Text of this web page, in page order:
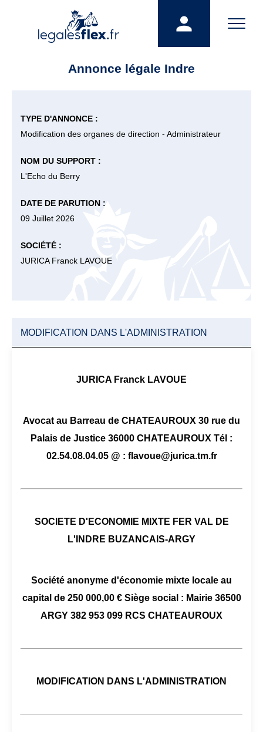
Annonce légale Indre
TYPE D'ANNONCE :
Modification des organes de direction - Administrateur
NOM DU SUPPORT :
L'Echo du Berry
DATE DE PARUTION :
09 Juillet 2026
SOCIÉTÉ :
JURICA Franck LAVOUE
MODIFICATION DANS L'ADMINISTRATION
JURICA Franck LAVOUE
Avocat au Barreau de CHATEAUROUX 30 rue du
Palais de Justice 36000 CHATEAUROUX Tél :
02.54.08.04.05 @ : flavoue@jurica.tm.fr
SOCIETE D'ECONOMIE MIXTE FER VAL DE
L'INDRE BUZANCAIS-ARGY
Société anonyme d'économie mixte locale au
capital de 250 000,00 € Siège social : Mairie 36500
ARGY 382 953 099 RCS CHATEAUROUX
MODIFICATION DANS L'ADMINISTRATION